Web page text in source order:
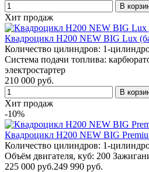
В
Хит продаж
Квадроцикл H200 NEW BIG Lux
Количество цилиндров: 1-
Система подачи топлива:
электростартер
210 000 руб.
В
Хит продаж
-10%
Квадроцикл H200 NEW BIG
Количество цилиндров: 1-
Объём двигателя, куб: 200
225 000 руб.249 990 руб.